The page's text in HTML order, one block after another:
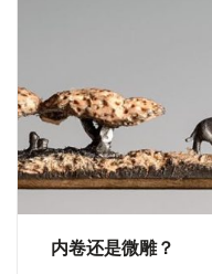
内卷还是微雕？